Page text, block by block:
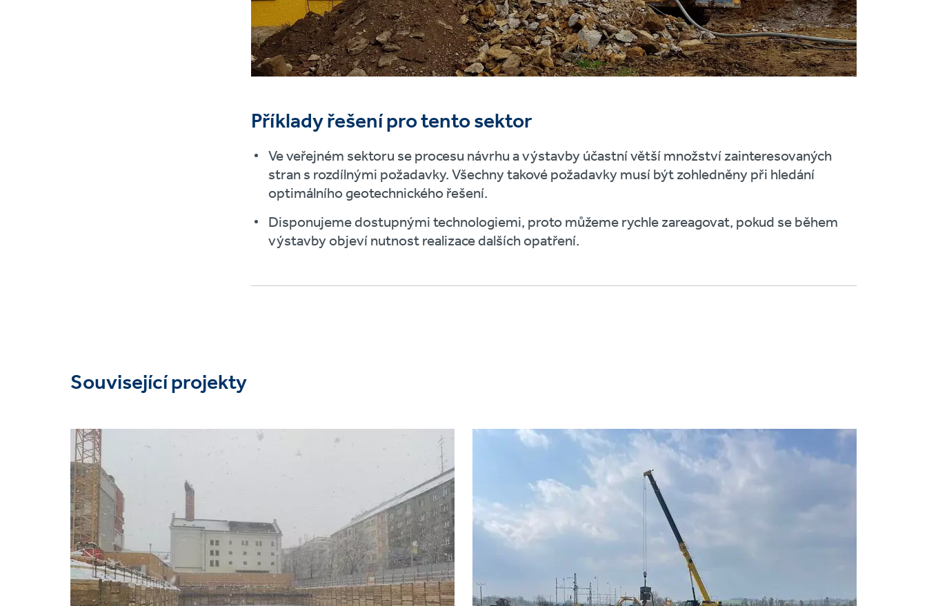
Příklady řešení pro tento sektor
Ve veřejném sektoru se procesu návrhu a výstavby účastní větší množství zainteresovaných
stran s rozdílnými požadavky. Všechny takové požadavky musí být zohledněny při hledání
optimálního geotechnického řešení.
Disponujeme dostupnými technologiemi, proto můžeme rychle zareagovat, pokud se během
výstavby objeví nutnost realizace dalších opatření.
Související projekty
Project
image
Project
Geotechnické řešení
Ochrana životního prostředí
Podzemní těsnicí stěny
Obor stavebnictví
Veřejný / státní
Dopravní